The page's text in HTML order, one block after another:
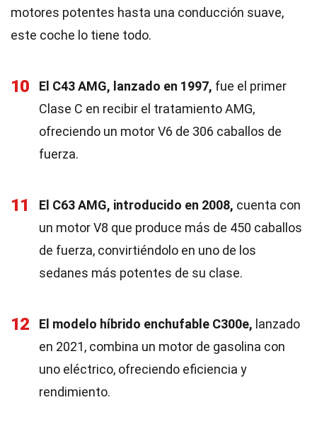
motores potentes hasta una conducción suave,
este coche lo tiene todo.
10 El C43 AMG, lanzado en 1997, fue el primer
Clase C en recibir el tratamiento AMG,
ofreciendo un motor V6 de 306 caballos de
fuerza.
11 El C63 AMG, introducido en 2008, cuenta con
un motor V8 que produce más de 450 caballos
de fuerza, convirtiéndolo en uno de los
sedanes más potentes de su clase.
12 El modelo híbrido enchufable C300e, lanzado
en 2021, combina un motor de gasolina con
uno eléctrico, ofreciendo eficiencia y
rendimiento.